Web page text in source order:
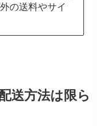
の送料やサイ
送方法は限ら